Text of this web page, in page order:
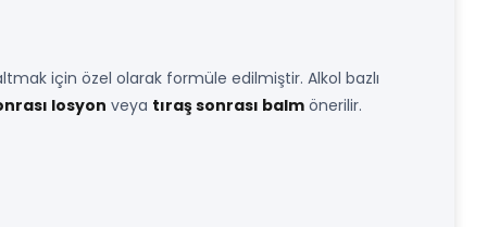
için özel olarak formüle edilmiştir. Alkol bazlı
losyon veya tıraş sonrası balm önerilir.